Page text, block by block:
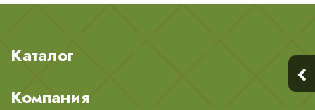
Каталог
Компания